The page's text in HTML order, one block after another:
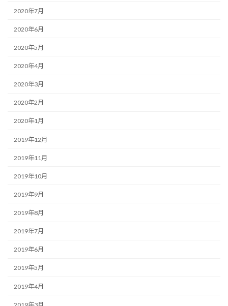
2020年7月
2020年6月
2020年5月
2020年4月
2020年3月
2020年2月
2020年1月
2019年12月
2019年11月
2019年10月
2019年9月
2019年8月
2019年7月
2019年6月
2019年5月
2019年4月